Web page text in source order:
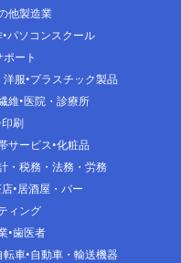
他製造業
パソコンスクール
ート
洋服 プラスチック製品
維 医院・診療所
印刷
サービス 化粧品
・税務・法務・労務
居酒屋・バー
ィング
歯医者
転車 自動車・輸送機器